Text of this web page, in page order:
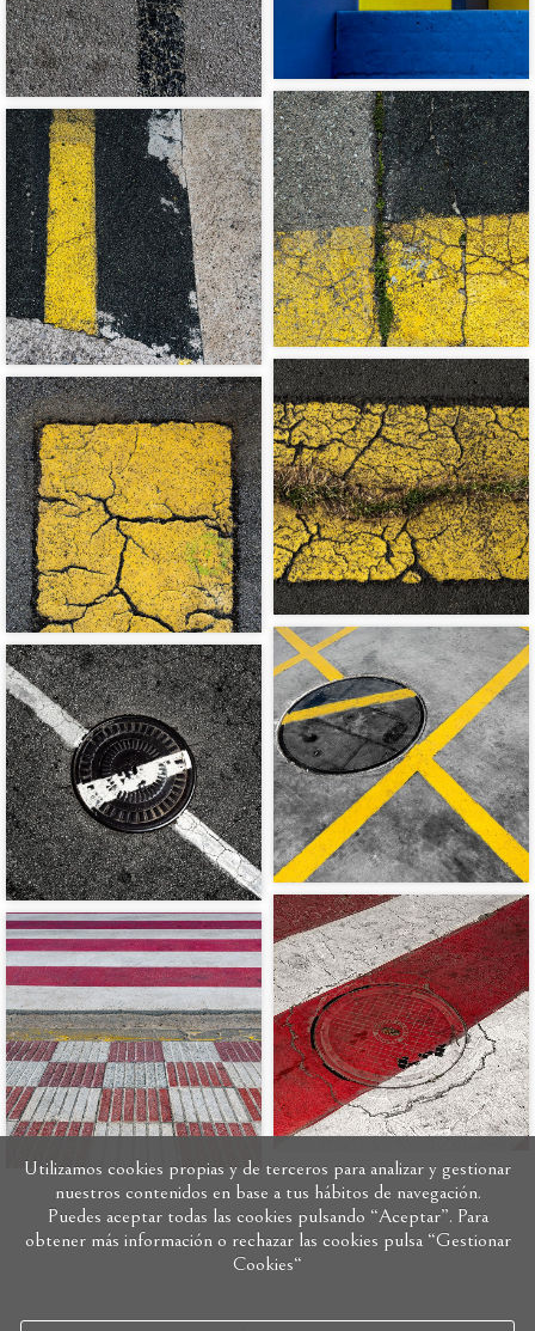
Utilizamos cookies propias y de terceros para analizar y gestionar
nuestros contenidos en base a tus hábitos de navegación.
Puedes aceptar todas las cookies pulsando “Aceptar”. Para
obtener más información o rechazar las cookies pulsa “Gestionar
Cookies“